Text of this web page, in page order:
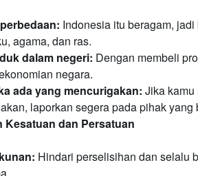
Indonesia itu beragam,
agama, dan ras.
dalam negeri: Dengan membeli
negara.
ada yang mencurigakan: Jika kamu
laporkan segera pada pihak yang
Kesatuan dan Persatuan
Hindari perselisihan dan selalu